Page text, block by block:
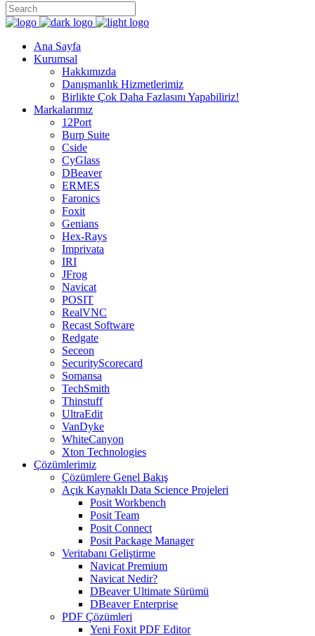
Ana Sayfa
Kurumsal
Hakkımızda
Danışmanlık Hizmetlerimiz
Birlikte Çok Daha Fazlasını Yapabiliriz!
Markalarımız
12Port
Burp Suite
Cside
CyGlass
DBeaver
ERMES
Faronics
Foxit
Genians
Hex-Rays
Imprivata
IRI
JFrog
Navicat
POSIT
RealVNC
Recast Software
Redgate
Seceon
SecurityScorecard
Somansa
TechSmith
Thinstuff
UltraEdit
VanDyke
WhiteCanyon
Xton Technologies
Çözümlerimiz
Çözümlere Genel Bakış
Açık Kaynaklı Data Science Projeleri
Posit Workbench
Posit Team
Posit Connect
Posit Package Manager
Veritabanı Geliştirme
Navicat Premium
Navicat Nedir?
DBeaver Ultimate Sürümü
DBeaver Enterprise
PDF Çözümleri
Yeni Foxit PDF Editor